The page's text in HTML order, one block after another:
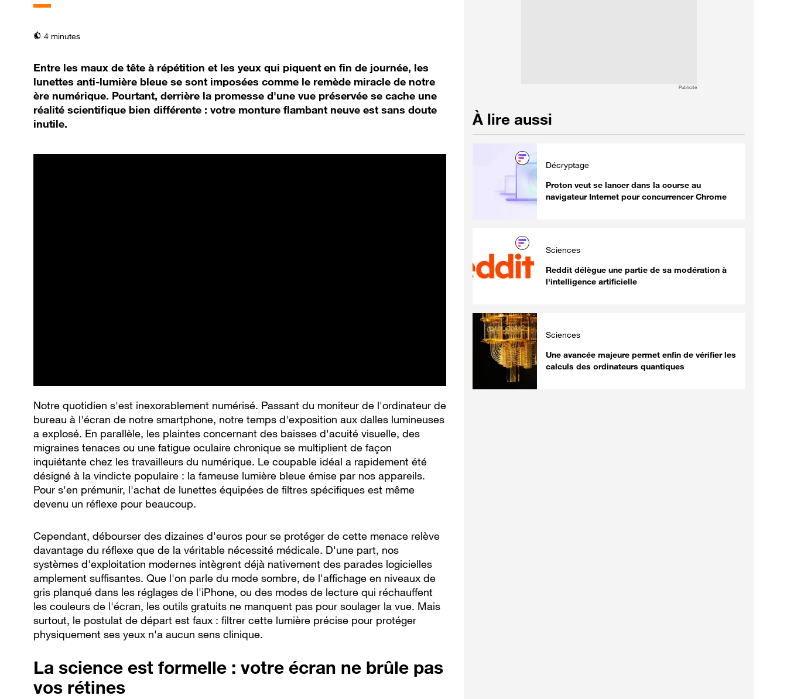
temps de lecture
4 minutes
Entre les maux de tête à répétition et les yeux qui piquent en fin de journée, les
lunettes anti-lumière bleue se sont imposées comme le remède miracle de notre
ère numérique. Pourtant, derrière la promesse d'une vue préservée se cache une
réalité scientifique bien différente : votre monture flambant neuve est sans doute
inutile.
Notre quotidien s'est inexorablement numérisé. Passant du moniteur de l'ordinateur de
bureau à l'écran de notre smartphone, notre temps d'exposition aux dalles lumineuses
a explosé. En parallèle, les plaintes concernant des baisses d'acuité visuelle, des
migraines tenaces ou une fatigue oculaire chronique se multiplient de façon
inquiétante chez les travailleurs du numérique. Le coupable idéal a rapidement été
désigné à la vindicte populaire : la fameuse lumière bleue émise par nos appareils.
Pour s'en prémunir, l'achat de lunettes équipées de filtres spécifiques est même
devenu un réflexe pour beaucoup.
Cependant, débourser des dizaines d'euros pour se protéger de cette menace relève
davantage du réflexe que de la véritable nécessité médicale. D'une part, nos
systèmes d'exploitation modernes intègrent déjà nativement des parades logicielles
amplement suffisantes. Que l'on parle du mode sombre, de l'affichage en niveaux de
gris planqué dans les réglages de l'iPhone, ou des modes de lecture qui réchauffent
les couleurs de l'écran, les outils gratuits ne manquent pas pour soulager la vue. Mais
surtout, le postulat de départ est faux : filtrer cette lumière précise pour protéger
physiquement ses yeux n'a aucun sens clinique.
La science est formelle : votre écran ne brûle pas
vos rétines
Publicité
À lire aussi
Décryptage
Proton veut se lancer dans la course au
navigateur Internet pour concurrencer Chrome
Sciences
Reddit délègue une partie de sa modération à
l'intelligence artificielle
Sciences
Une avancée majeure permet enfin de vérifier les
calculs des ordinateurs quantiques